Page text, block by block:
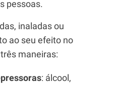
pessoas.
inaladas ou
ao seu efeito no
maneiras:
: álcool,